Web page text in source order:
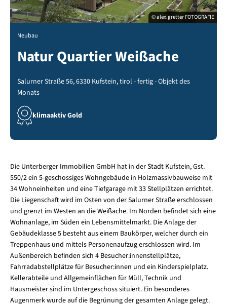
© alex.gretter FOTOGRAFIE
Neubau
Natur Quartier Weißache
Salurner Straße 56, 6330 Kufstein, tirol - fertig - Objekt des
Monats
klimaaktiv Gold
Die Unterberger Immobilien GmbH hat in der Stadt Kufstein, Gst.
550/2 ein 5-geschossiges Wohngebäude in Holzmassivbauweise mit
34 Wohneinheiten und eine Tiefgarage mit 33 Stellplätzen errichtet.
Die Liegenschaft wird im Osten von der Salurner Straße erschlossen
und grenzt im Westen an die Weißache. Im Norden befindet sich eine
Wohnanlage, im Süden ein Lebensmittelmarkt. Die Anlage der
Gebäudeklasse 5 besteht aus einem Baukörper, welcher durch ein
Treppenhaus und mittels Personenaufzug erschlossen wird. Im
Außenbereich befinden sich 4 Besucher:innenstellplätze,
Fahrradabstellplätze für Besucher:innen und ein Kinderspielplatz.
Kellerabteile und Allgemeinflächen für Müll, Technik und
Hausmeister sind im Untergeschoss situiert. Ein besonderes
Augenmerk wurde auf die Begrünung der gesamten Anlage gelegt.